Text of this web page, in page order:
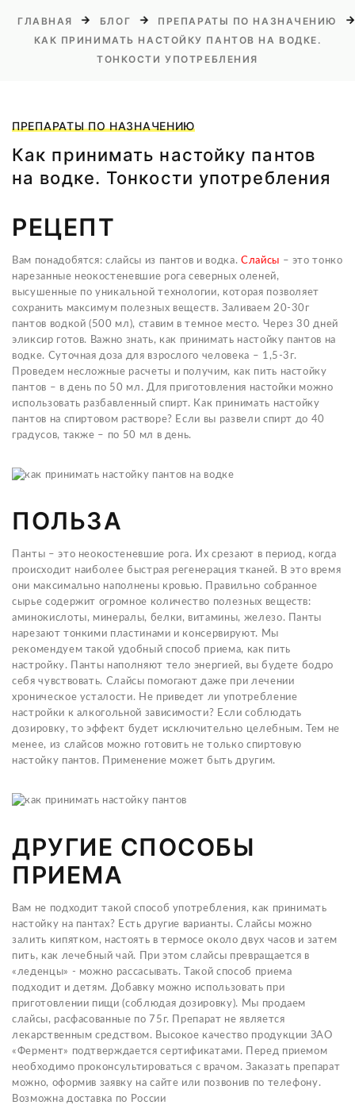
ГЛАВНАЯ БЛОГ
ПРЕПАРАТЫ ПО НАЗНАЧЕНИЮ
КАК ПРИНИМАТЬ НАСТОЙКУ ПАНТОВ НА ВОДКЕ.
ТОНКОСТИ УПОТРЕБЛЕНИЯ
ПРЕПАРАТЫ ПО НАЗНАЧЕНИЮ
Как принимать настойку пантов
на водке. Тонкости употребления
РЕЦЕПТ
Вам понадобятся: слайсы из пантов и водка. Слайсы – это тонко
нарезанные неокостеневшие рога северных оленей,
высушенные по уникальной технологии, которая позволяет
сохранить максимум полезных веществ. Заливаем 20-30г
пантов водкой (500 мл), ставим в темное место. Через 30 дней
эликсир готов. Важно знать, как принимать настойку пантов на
водке. Суточная доза для взрослого человека – 1,5-3г.
Проведем несложные расчеты и получим, как пить настойку
пантов – в день по 50 мл. Для приготовления настойки можно
использовать разбавленный спирт. Как принимать настойку
пантов на спиртовом растворе? Если вы развели спирт до 40
градусов, также – по 50 мл в день.
ПОЛЬЗА
Панты – это неокостеневшие рога. Их срезают в период, когда
происходит наиболее быстрая регенерация тканей. В это время
они максимально наполнены кровью. Правильно собранное
сырье содержит огромное количество полезных веществ:
аминокислоты, минералы, белки, витамины, железо. Панты
нарезают тонкими пластинами и консервируют. Мы
рекомендуем такой удобный способ приема, как пить
настройку. Панты наполняют тело энергией, вы будете бодро
себя чувствовать. Слайсы помогают даже при лечении
хроническое усталости. Не приведет ли употребление
настройки к алкогольной зависимости? Если соблюдать
дозировку, то эффект будет исключительно целебным. Тем не
менее, из слайсов можно готовить не только спиртовую
настойку пантов. Применение может быть другим.
ДРУГИЕ СПОСОБЫ
ПРИЕМА
Вам не подходит такой способ употребления, как принимать
настойку на пантах? Есть другие варианты. Слайсы можно
залить кипятком, настоять в термосе около двух часов и затем
пить, как лечебный чай. При этом слайсы превращается в
«леденцы» - можно рассасывать. Такой способ приема
подходит и детям. Добавку можно использовать при
приготовлении пищи (соблюдая дозировку). Мы продаем
слайсы, расфасованные по 75г. Препарат не является
лекарственным средством. Высокое качество продукции ЗАО
«Фермент» подтверждается сертификатами. Перед приемом
необходимо проконсультироваться с врачом. Заказать препарат
можно, оформив заявку на сайте или позвонив по телефону.
Возможна доставка по России